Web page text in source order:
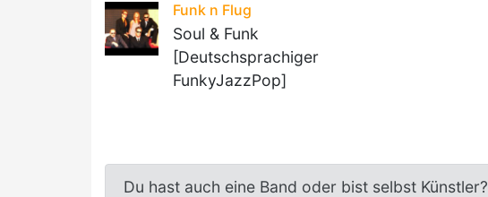
Funk n Flug
Soul & Funk
[Deutschsprachiger
FunkyJazzPop]
Du hast auch eine Band oder bist selbst Künstler?